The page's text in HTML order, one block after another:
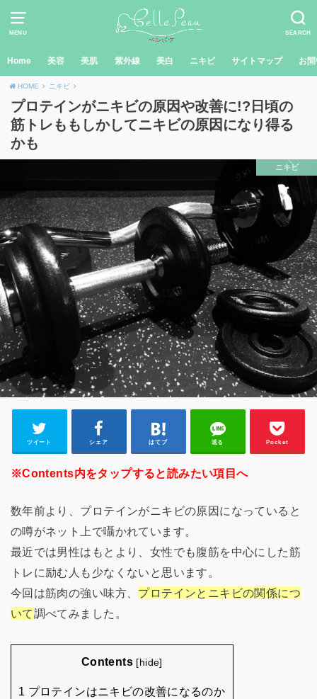
MENU SEARCH
Home 美容 美肌 紫外線 美白 ニキビ サイトマップ お
HOME ニキビ
プロテインがニキビの原因や改善に!?日頃の
筋トレももしかしてニキビの原因になり得る
かも
ニキビ
ツイート シェア はてブ 送る Pocket
※Contents内をタップすると読みたい項目へ
数年前より、プロテインがニキビの原因になっていると
の噂がネット上で囁かれています。
最近では男性はもとより、女性でも腹筋を中心にした筋
トレに励む人も少なくないと思います。
今回は筋肉の強い味方、 プロテインとニキビの関係につ
いて調べてみました。
Contents [hide]
1 プロテインはニキビの改善になるのか